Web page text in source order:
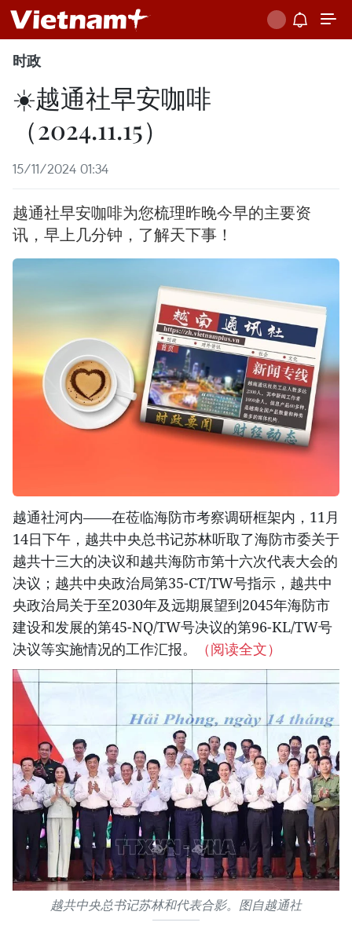
时政
☀️越通社早安咖啡
（2024.11.15）
15/11/2024 01:34
越通社早安咖啡为您梳理昨晚今早的主要资
讯，早上几分钟，了解天下事！
越通社河内——在莅临海防市考察调研框架内，11月
14日下午，越共中央总书记苏林听取了海防市委关于
越共十三大的决议和越共海防市第十六次代表大会的
决议；越共中央政治局第35-CT/TW号指示，越共中
央政治局关于至2030年及远期展望到2045年海防市
建设和发展的第45-NQ/TW号决议的第96-KL/TW号
决议等实施情况的工作汇报。
（阅读全文）
越共中央总书记苏林和代表合影。图自越通社